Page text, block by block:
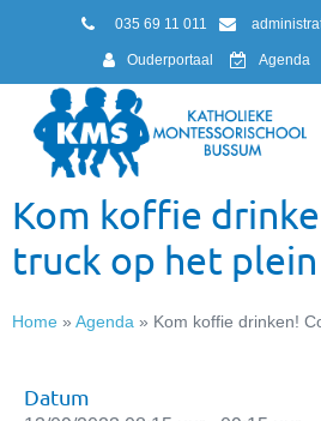
035 69 11 011
Ouderportaal Agenda
Kom koffie
truck op het plein
Home » Agenda » Kom koffie drinken!
Datum